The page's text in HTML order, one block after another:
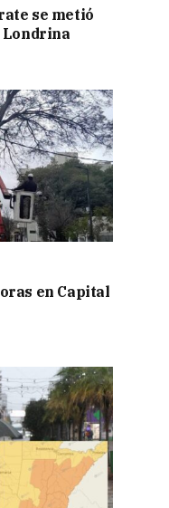
se metió
Londrina
en Capital